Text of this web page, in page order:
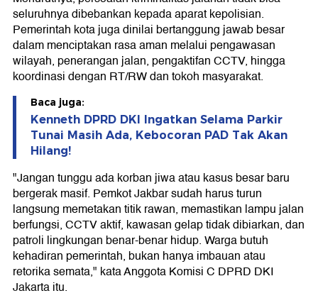
seluruhnya dibebankan kepada aparat kepolisian.
Pemerintah kota juga dinilai bertanggung jawab besar
dalam menciptakan rasa aman melalui pengawasan
wilayah, penerangan jalan, pengaktifan CCTV, hingga
koordinasi dengan RT/RW dan tokoh masyarakat.
Baca juga:
Kenneth DPRD DKI Ingatkan Selama Parkir
Tunai Masih Ada, Kebocoran PAD Tak Akan
Hilang!
"Jangan tunggu ada korban jiwa atau kasus besar baru
bergerak masif. Pemkot Jakbar sudah harus turun
langsung memetakan titik rawan, memastikan lampu jalan
berfungsi, CCTV aktif, kawasan gelap tidak dibiarkan, dan
patroli lingkungan benar-benar hidup. Warga butuh
kehadiran pemerintah, bukan hanya imbauan atau
retorika semata," kata Anggota Komisi C DPRD DKI
Jakarta itu.